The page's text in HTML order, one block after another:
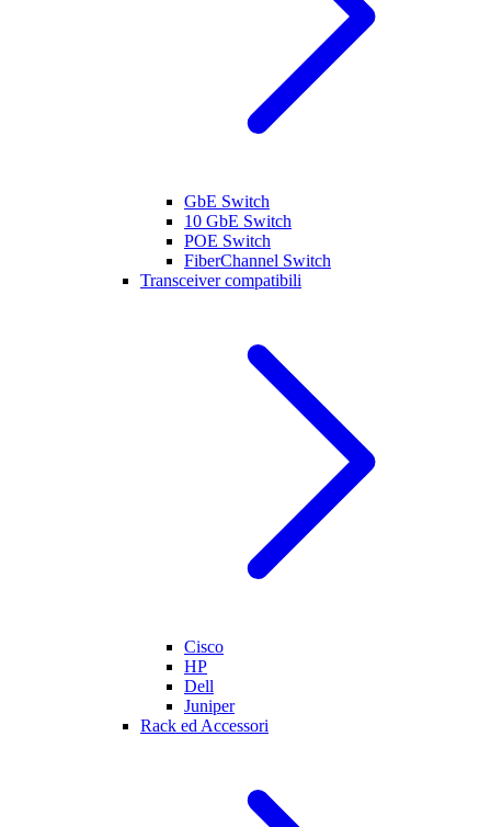
GbE Switch
10 GbE Switch
POE Switch
FiberChannel Switch
Transceiver compatibili
Cisco
HP
Dell
Juniper
Rack ed Accessori